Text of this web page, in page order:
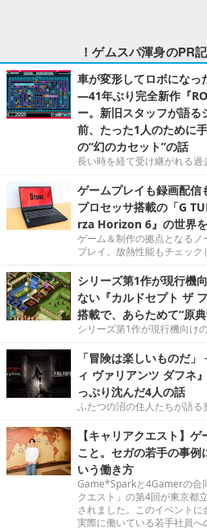
！ゲムスパ渾身のPR
車が変形してロボになっ
―41年ぶり完全新作『
ー。新旧スタッフが語
前、たった1人のために
の“幻のカセット”の話
長い時を経て受け継がれる過
ゲームプレイも録画配
プロセッサ搭載の「G
rza Horizon 6』の世界
ゲーム＆制作の拠点となる
プレイ。放熱性能もチェック
シリーズ第1作が現行機
ない『カルドセプト ザ
搭載で、あらためて“原
シリーズ第1作が現行機向け
「冒険は楽しいものだ
ィ ヴァリアンツ ダフネ
っぷり沈んだ4人の話
ふたつの沼の住人たちが語る
【キャリアクエスト】
こと。セガの若手の事例
いう働き方
Game*Sparkと4Gamerの合
クエスト」の第4回が東京都
されました。このイベント
実際に働いている若手社員へ